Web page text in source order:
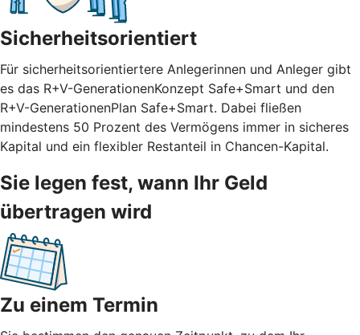
Sicherheitsorientiert
Für sicherheitsorientiertere Anlegerinnen und Anleger gibt
es das R+V-GenerationenKonzept Safe+Smart und den
R+V-GenerationenPlan Safe+Smart. Dabei fließen
mindestens 50 Prozent des Vermögens immer in sicheres
Kapital und ein flexibler Restanteil in Chancen-Kapital.
Sie legen fest, wann Ihr Geld
übertragen wird
Zu einem Termin